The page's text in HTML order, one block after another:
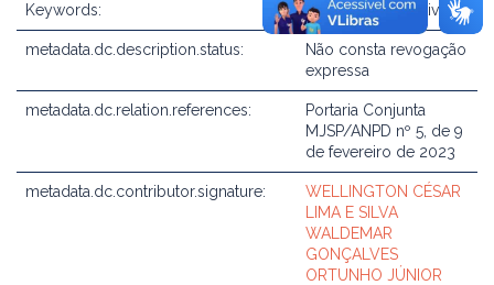
Keywords: Altera ato normativo
metadata.dc.description.status:
Não consta revogação
expressa
metadata.dc.relation.references:
Portaria Conjunta
MJSP/ANPD nº 5, de 9
de fevereiro de 2023
metadata.dc.contributor.signature:
WELLINGTON CÉSAR
LIMA E SILVA
WALDEMAR
GONÇALVES
ORTUNHO JÚNIOR